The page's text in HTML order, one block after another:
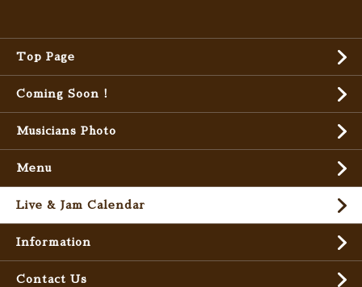
Top Page
Coming Soon !
Musicians Photo
Menu
Live & Jam Calendar
Information
Contact Us